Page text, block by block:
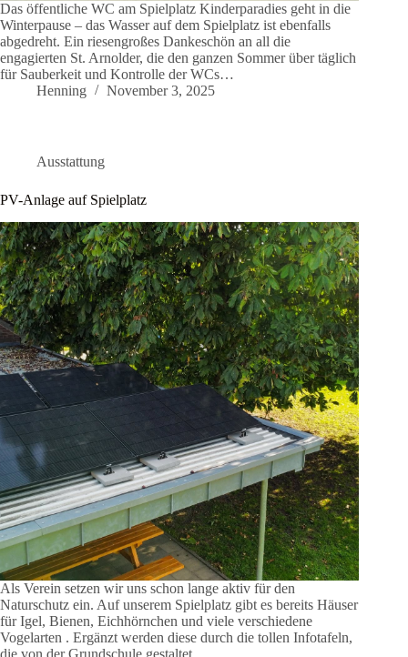
Das öffentliche WC am Spielplatz Kinderparadies geht in die
Winterpause – das Wasser auf dem Spielplatz ist ebenfalls
abgedreht. Ein riesengroßes Dankeschön an all die
engagierten St. Arnolder, die den ganzen Sommer über täglich
für Sauberkeit und Kontrolle der WCs…
Henning
November 3, 2025
Ausstattung
PV-Anlage auf Spielplatz
Als Verein setzen wir uns schon lange aktiv für den
Naturschutz ein. Auf unserem Spielplatz gibt es bereits Häuser
für Igel, Bienen, Eichhörnchen und viele verschiedene
Vogelarten . Ergänzt werden diese durch die tollen Infotafeln,